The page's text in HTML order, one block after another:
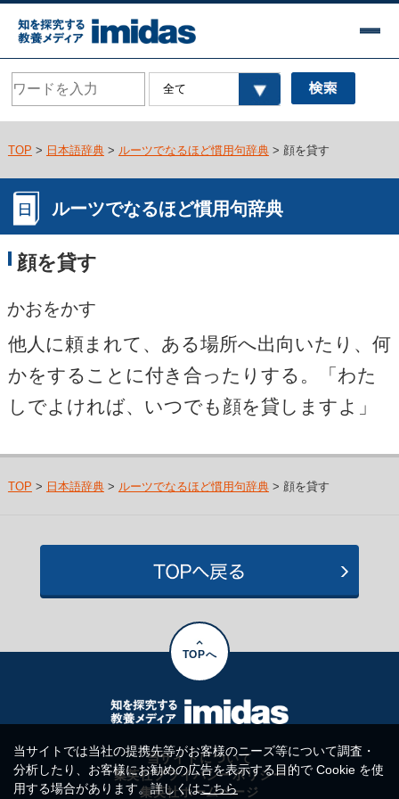
TOP > 日本語辞典> ルーツでなるほど慣用句辞典> 顔を貸す
ルーツでなるほど慣用句辞典
顔を貸す
かおをかす
他人に頼まれて、ある場所へ出向いたり、何
かをすることに付き合ったりする。「わた
しでよければ、いつでも顔を貸しますよ」
TOP > 日本語辞典> ルーツでなるほど慣用句辞典> 顔を貸す
TOPへ
当サイトについて
集英社プライバシーポリシー
集英社ホームページ
当サイトでは当社の提携先等がお客様のニーズ等について調査・
分析したり、お客様にお勧めの広告を表示する目的で Cookie を使
用する場合があります。詳しくはこちら